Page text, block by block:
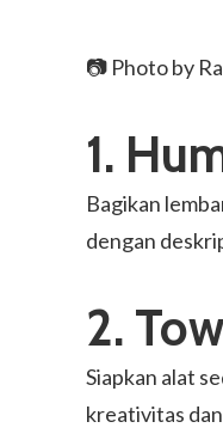
📷 Photo by
1.
Bagikan
dengan
2.
Siapkan alat
kreativitas